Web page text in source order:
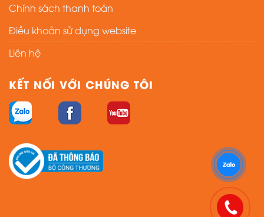
Chính sách thanh toán
Điều khoản sử dụng website
Liên hệ
KẾT NỐI VỚI CHÚNG TÔI